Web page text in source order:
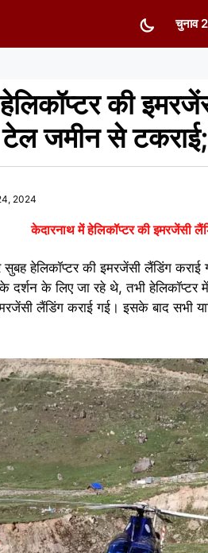
चुनाव
की
टेल जमीन से
2024
केदारनाथ में हेलिकॉप्टर की इमरजेंसी
हेलिकॉप्टर की इमरजेंसी लैंडिंग
दर्शन के लिए जा रहे थे, तभी
लैंडिंग कराई गई। इसके बाद सभी